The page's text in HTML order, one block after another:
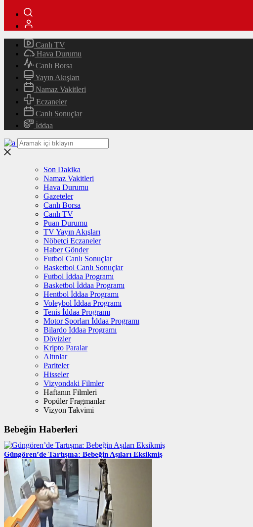
Canlı TV
Hava Durumu
Canlı Borsa
Yayın Akışları
Namaz Vakitleri
Eczaneler
Canlı Sonuçlar
İddaa
Son Dakika
Namaz Vakitleri
Hava Durumu
Gazeteler
Canlı Borsa
Canlı TV
Puan Durumu
TV Yayın Akışları
Nöbetçi Eczaneler
Haber Gönder
Futbol Canlı Sonuçlar
Basketbol Canlı Sonuçlar
Futbol İddaa Programı
Basketbol İddaa Programı
Hentbol İddaa Programı
Voleybol İddaa Programı
Tenis İddaa Programı
Motor Sporları İddaa Programı
Bilardo İddaa Programı
Dövizler
Kripto Paralar
Altınlar
Pariteler
Hisseler
Vizyondaki Filmler
Haftanın Filmleri
Popüler Fragmanlar
Vizyon Takvimi
Bebeğin Haberleri
Güngören’de Tartışma: Bebeğin Aşıları Eksikmiş